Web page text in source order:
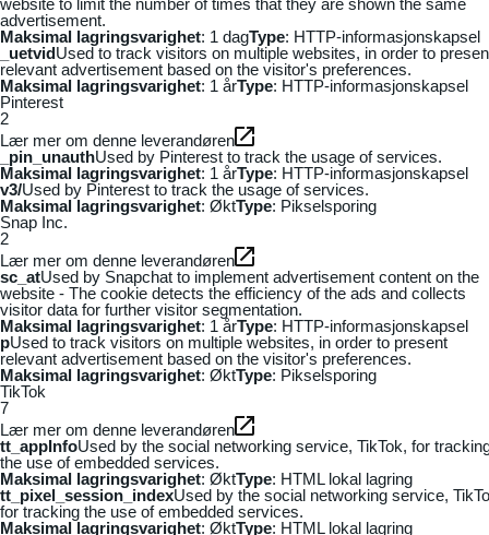
advertisement.
Maksimal lagringsvarighet: 1 dagType: HTTP-informasjonskapsel
_uetvidUsed to track visitors on multiple websites, in order to
relevant advertisement based on the visitor's preferences.
Maksimal lagringsvarighet: 1 årType: HTTP-informasjonskapsel
Pinterest
2
Lær mer om denne leverandøren
_pin_unauthUsed by Pinterest to track the usage of services.
Maksimal lagringsvarighet: 1 årType: HTTP-informasjonskapsel
v3/Used by Pinterest to track the usage of services.
Maksimal lagringsvarighet: ØktType: Pikselsporing
Snap Inc.
2
Lær mer om denne leverandøren
sc_atUsed by Snapchat to implement advertisement content on the
website - The cookie detects the efficiency of the ads and collects
visitor data for further visitor segmentation.
Maksimal lagringsvarighet: 1 årType: HTTP-informasjonskapsel
pUsed to track visitors on multiple websites, in order to present
relevant advertisement based on the visitor's preferences.
Maksimal lagringsvarighet: ØktType: Pikselsporing
TikTok
7
Lær mer om denne leverandøren
tt_appInfoUsed by the social networking service, TikTok, for
the use of embedded services.
Maksimal lagringsvarighet: ØktType: HTML lokal lagring
tt_pixel_session_indexUsed by the social networking service,
for tracking the use of embedded services.
Maksimal lagringsvarighet: ØktType: HTML lokal lagring